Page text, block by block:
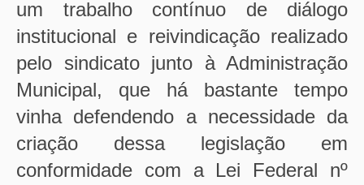
um trabalho contínuo de diálogo
institucional e reivindicação realizado
pelo sindicato junto à Administração
Municipal, que há bastante tempo
vinha defendendo a necessidade da
criação dessa legislação em
conformidade com a Lei Federal nº